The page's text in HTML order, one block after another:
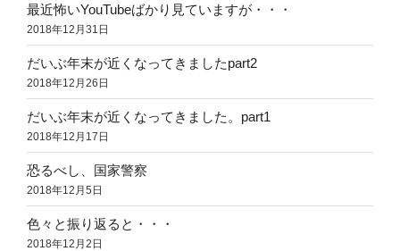
最近怖いYouTubeばかり見ていますが・・・
2018年12月31日
だいぶ年末が近くなってきましたpart2
2018年12月26日
だいぶ年末が近くなってきました。part1
2018年12月17日
恐るべし、国家警察
2018年12月5日
色々と振り返ると・・・
2018年12月2日